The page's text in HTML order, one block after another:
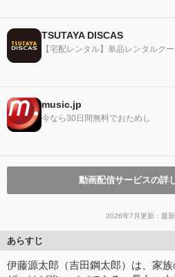
TSUTAYA DISCAS
【宅配レンタル】単品レンタルク
music.jp
今なら30日間無料でおためし
動画配信サービスの詳
2026年7月更新：最
あらすじ
伊藤源太郎（吉田鋼太郎）は、家